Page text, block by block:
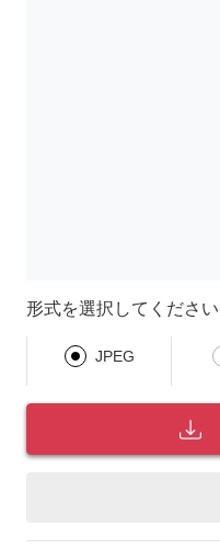
形式を選択してください
JPEG